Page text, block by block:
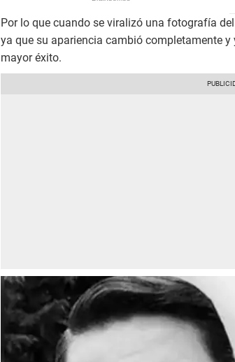
Por lo que cuando se viralizó una fotografía
ya que su apariencia cambió completamente
mayor éxito.